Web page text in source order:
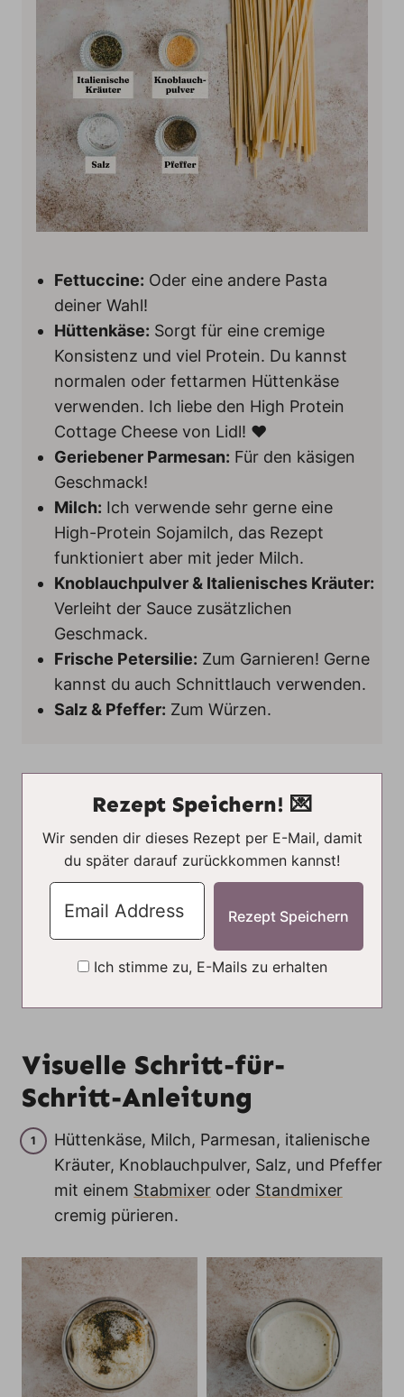
Fettuccine: Oder eine andere Pasta
deiner Wahl!
Hüttenkäse: Sorgt für eine cremige
Konsistenz und viel Protein. Du kannst
normalen oder fettarmen Hüttenkäse
verwenden. Ich liebe den High Protein
Cottage Cheese von Lidl! ❤️
Geriebener Parmesan: Für den käsigen
Geschmack!
Milch: Ich verwende sehr gerne eine
High-Protein Sojamilch, das Rezept
funktioniert aber mit jeder Milch.
Knoblauchpulver & Italienisches Kräuter:
Verleiht der Sauce zusätzlichen
Geschmack.
Frische Petersilie: Zum Garnieren! Gerne
kannst du auch Schnittlauch verwenden.
Salz & Pfeffer: Zum Würzen.
Rezept Speichern! 💌
Wir senden dir dieses Rezept per E-Mail, damit
du später darauf zurückkommen kannst!
Ich stimme zu, E-Mails zu erhalten
Visuelle Schritt-für-
Schritt-Anleitung
Hüttenkäse, Milch, Parmesan, italienische
Kräuter, Knoblauchpulver, Salz, und Pfeffer
mit einem Stabmixer oder Standmixer
cremig pürieren.